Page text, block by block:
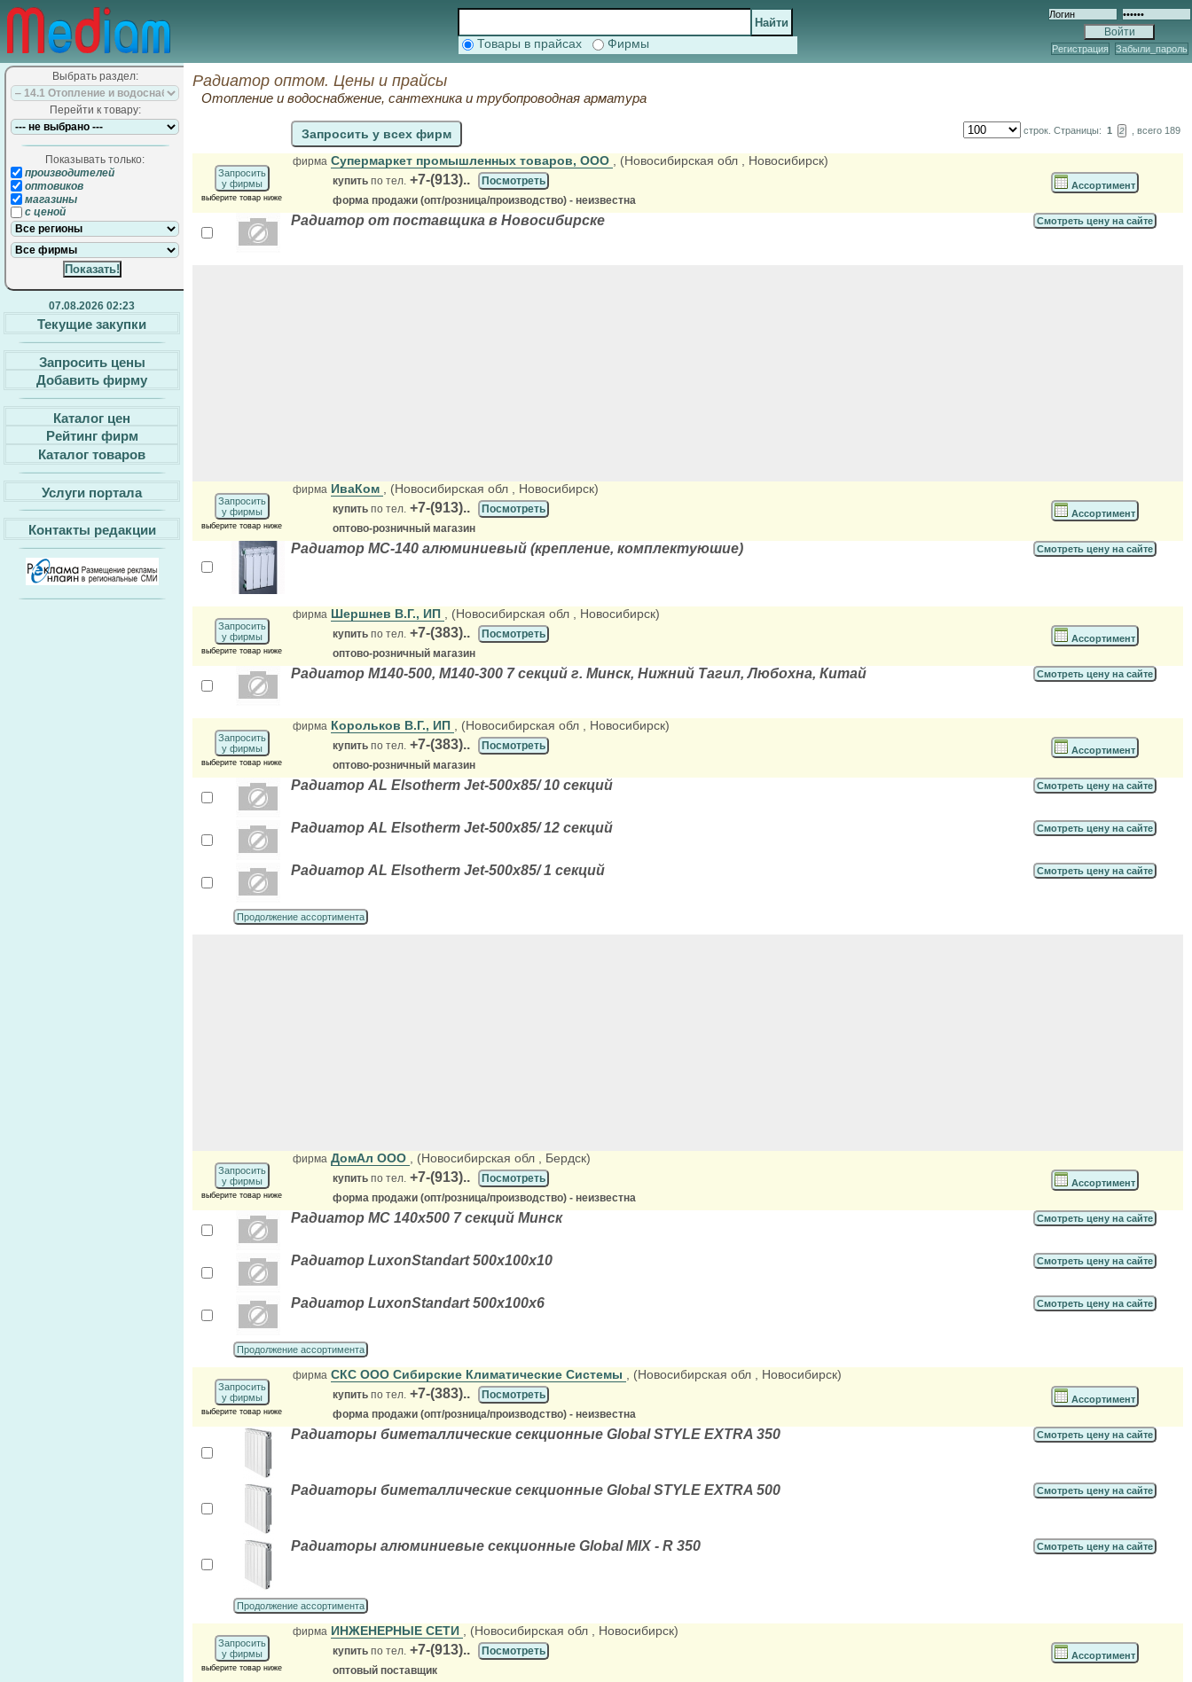
Товары в прайсах Фирмы Регистрация Забыли_пароль
Выбрать раздел:
Перейти к товару:
Показывать только:
производителей
оптовиков
магазины
с ценой
07.08.2026 02:23
Текущие закупки
Запросить цены
Добавить фирму
Каталог цен
Рейтинг фирм
Каталог товаров
Услуги портала
Контакты редакции
Радиатор оптом. Цены и прайсы
Отопление и водоснабжение, сантехника и трубопроводная арматура
Запросить у всех фирм строк. Страницы: 1 2 , всего 189
Запросить
у фирмы
выберите товар ниже
фирма Супермаркет промышленных товаров, ООО , (Новосибирская обл , Новосибирск)
купить по тел. +7-(913)..
Посмотреть
форма продажи (опт/розница/производство) - неизвестна
Ассортимент
Радиатор от поставщика в Новосибирске Смотреть цену на сайте
Запросить
у фирмы
выберите товар ниже
фирма ИваКом , (Новосибирская обл , Новосибирск)
купить по тел. +7-(913)..
Посмотреть
оптово-розничный магазин
Ассортимент
Радиатор МС-140 алюминиевый (крепление, комплектуюшие) Смотреть цену на сайте
Запросить
у фирмы
выберите товар ниже
фирма Шершнев В.Г., ИП , (Новосибирская обл , Новосибирск)
купить по тел. +7-(383)..
Посмотреть
оптово-розничный магазин
Ассортимент
Радиатор М140-500, М140-300 7 секций г. Минск, Нижний Тагил, Любохна, Китай Смотреть цену на сайте
Запросить
у фирмы
выберите товар ниже
фирма Корольков В.Г., ИП , (Новосибирская обл , Новосибирск)
купить по тел. +7-(383)..
Посмотреть
оптово-розничный магазин
Ассортимент
Радиатор AL Elsotherm Jet-500x85/ 10 секций Смотреть цену на сайте
Радиатор AL Elsotherm Jet-500x85/ 12 секций Смотреть цену на сайте
Радиатор AL Elsotherm Jet-500x85/ 1 секций Смотреть цену на сайте
Продолжение ассортимента
Запросить
у фирмы
выберите товар ниже
фирма ДомАл ООО , (Новосибирская обл , Бердск)
купить по тел. +7-(913)..
Посмотреть
форма продажи (опт/розница/производство) - неизвестна
Ассортимент
Радиатор МС 140х500 7 секций Минск Смотреть цену на сайте
Радиатор LuxonStandart 500х100х10 Смотреть цену на сайте
Радиатор LuxonStandart 500х100х6 Смотреть цену на сайте
Продолжение ассортимента
Запросить
у фирмы
выберите товар ниже
фирма СКС ООО Сибирские Климатические Системы , (Новосибирская обл , Новосибирск)
купить по тел. +7-(383)..
Посмотреть
форма продажи (опт/розница/производство) - неизвестна
Ассортимент
Радиаторы биметаллические секционные Global STYLE EXTRA 350 Смотреть цену на сайте
Радиаторы биметаллические секционные Global STYLE EXTRA 500 Смотреть цену на сайте
Радиаторы алюминиевые секционные Global MIX - R 350 Смотреть цену на сайте
Продолжение ассортимента
Запросить
у фирмы
выберите товар ниже
фирма ИНЖЕНЕРНЫЕ СЕТИ , (Новосибирская обл , Новосибирск)
купить по тел. +7-(913)..
Посмотреть
оптовый поставщик
Ассортимент